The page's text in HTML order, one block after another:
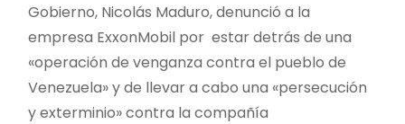
Gobierno, Nicolás Maduro, denunció a la
empresa ExxonMobil por estar detrás de una
«operación de venganza contra el pueblo de
Venezuela» y de llevar a cabo una «persecución
y exterminio» contra la compañía